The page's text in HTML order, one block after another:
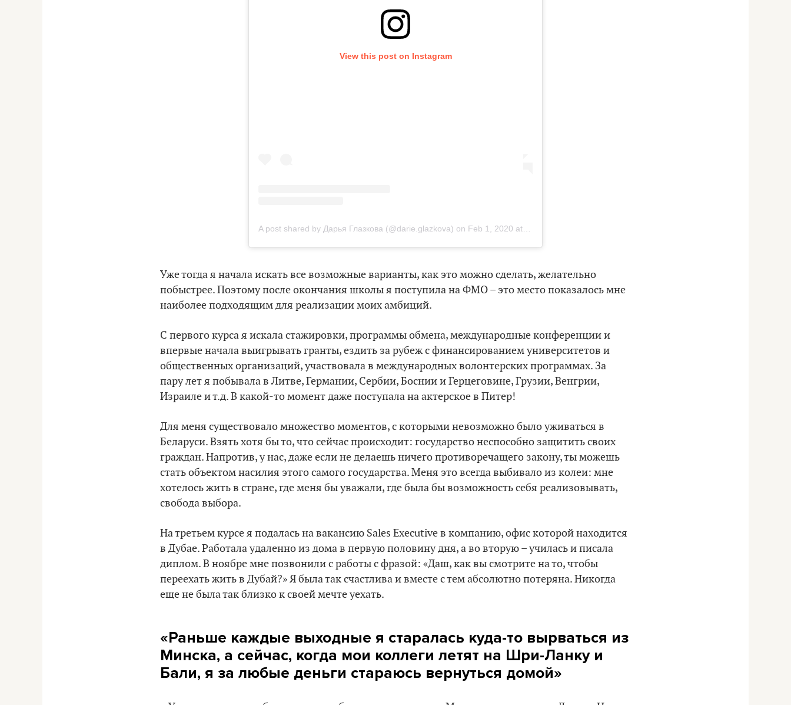
View this post on Instagram
A post shared by Дарья Глазкова (@darie.glazkova) on Feb 1, 2020 at 3:29am PST
Уже тогда я начала искать все возможные варианты, как это можно сделать, желательно
побыстрее. Поэтому после окончания школы я поступила на ФМО – это место показалось мне
наиболее подходящим для реализации моих амбиций.
С первого курса я искала стажировки, программы обмена, международные конференции и
впервые начала выигрывать гранты, ездить за рубеж с финансированием университетов и
общественных организаций, участвовала в международных волонтерских программах. За
пару лет я побывала в Литве, Германии, Сербии, Боснии и Герцеговине, Грузии, Венгрии,
Израиле и т.д. В какой-то момент даже поступала на актерское в Питер!
Для меня существовало множество моментов, с которыми невозможно было уживаться в
Беларуси. Взять хотя бы то, что сейчас происходит: государство неспособно защитить своих
граждан. Напротив, у нас, даже если не делаешь ничего противоречащего закону, ты можешь
стать объектом насилия этого самого государства. Меня это всегда выбивало из колеи: мне
хотелось жить в стране, где меня бы уважали, где была бы возможность себя реализовывать,
свобода выбора.
На третьем курсе я подалась на вакансию Sales Executive в компанию, офис которой находится
в Дубае. Работала удаленно из дома в первую половину дня, а во вторую – училась и писала
диплом. В ноябре мне позвонили с работы с фразой: «Даш, как вы смотрите на то, чтобы
переехать жить в Дубай?» Я была так счастлива и вместе с тем абсолютно потеряна. Никогда
еще не была так близко к своей мечте уехать.
«Раньше каждые выходные я старалась куда-то вырваться из
Минска, а сейчас, когда мои коллеги летят на Шри-Ланку и
Бали, я за любые деньги стараюсь вернуться домой»